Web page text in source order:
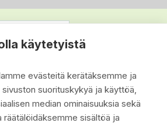
käytetyistä
evästeitä kerätäksemme ja
suorituskykyä ja käyttöä,
median ominaisuuksia sekä
räätälöidäksemme sisältöä ja